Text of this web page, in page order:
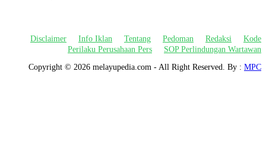
Disclaimer Info Iklan Tentang Pedoman Redaksi
Kode
Perilaku Perusahaan Pers
SOP Perlindungan Wartawan
Copyright © 2026 melayupedia.com - All Right Reserved. By : MPC